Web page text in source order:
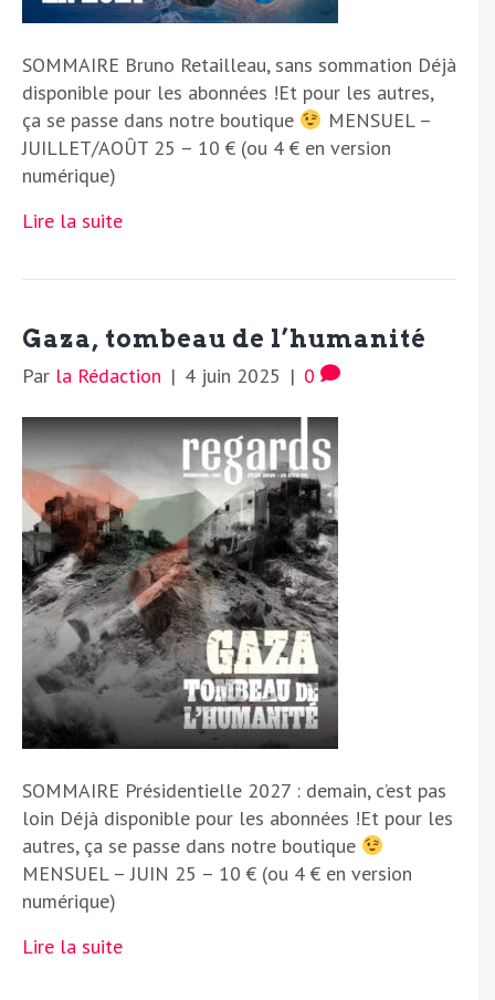
SOMMAIRE Bruno Retailleau, sans sommation Déjà
disponible pour les abonnées !Et pour les autres,
ça se passe dans notre boutique
MENSUEL –
JUILLET/AOÛT 25 – 10 € (ou 4 € en version
numérique)
Lire la suite
Gaza, tombeau de l’humanité
Par la Rédaction | 4 juin 2025 | 0
SOMMAIRE Présidentielle 2027 : demain, c’est pas
loin Déjà disponible pour les abonnées !Et pour les
autres, ça se passe dans notre boutique
MENSUEL – JUIN 25 – 10 € (ou 4 € en version
numérique)
Lire la suite